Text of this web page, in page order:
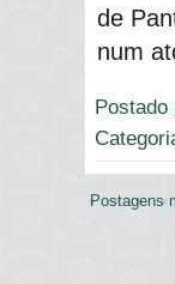
de
num
Postado
Postagens